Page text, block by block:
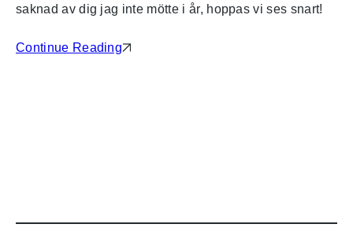
saknad av dig jag inte mötte i år, hoppas vi ses snart!
Continue Reading